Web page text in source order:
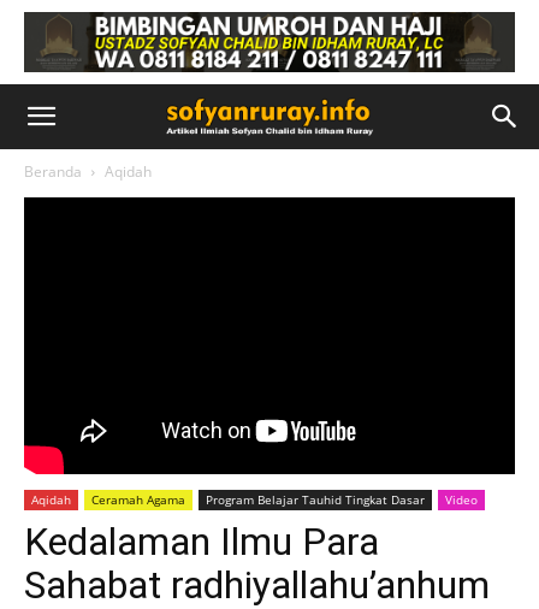
Beranda Aqidah
Aqidah Ceramah Agama Program Belajar Tauhid Tingkat Dasar Video
Kedalaman Ilmu Para
Sahabat radhiyallahu’anhum